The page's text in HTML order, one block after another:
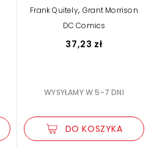
Frank Quitely, Grant Morrison
DC Comics
37,23 zł
WYSYŁAMY W 5-7 DNI
DO KOSZYKA